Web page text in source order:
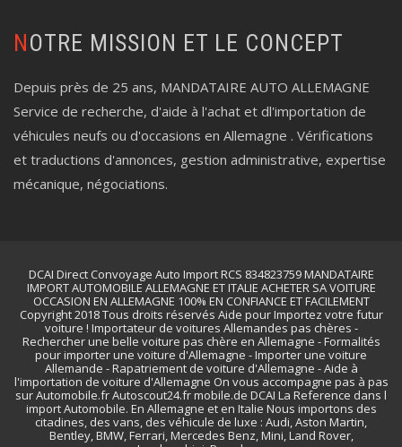
NOTRE MISSION ET LE CONCEPT
Depuis près de 25 ans, MANDATAIRE AUTO ALLEMAGNE
Service de recherche, d'aide à l'achat et dl'importation de
véhicules neufs ou d'occasions en Allemagne . Vérifications
et traductions d'annonces, gestion administrative, expertise
mécanique, négociations.
DCAI Direct Convoyage Auto Import RCS 834823759 MANDATAIRE
IMPORT AUTOMOBILE ALLEMAGNE ET ITALIE ACHETER SA VOITURE
OCCASION EN ALLEMAGNE 100% EN CONFIANCE ET FACILEMENT
Copyright 2018 Tous droits réservés Aide pour Importez votre futur
voiture ! Importateur de voitures Allemandes pas chères -
Rechercher une belle voiture pas chère en Allemagne - Formalités
pour importer une voiture d'Allemagne - Importer une voiture
Allemande - Rapatriement de voiture d'Allemagne - Aide à
l'importation de voiture d'Allemagne On vous accompagne pas à pas
sur Automobile.fr Autoscout24.fr mobile.de DCAI La Reference dans l
import Automobile. En Allemagne et en Italie Nous importons des
citadines, des vans, des véhicule de luxe : Audi, Aston Martin,
Bentley, BMW, Ferrari, Mercedes Benz, Mini, Land Rover,